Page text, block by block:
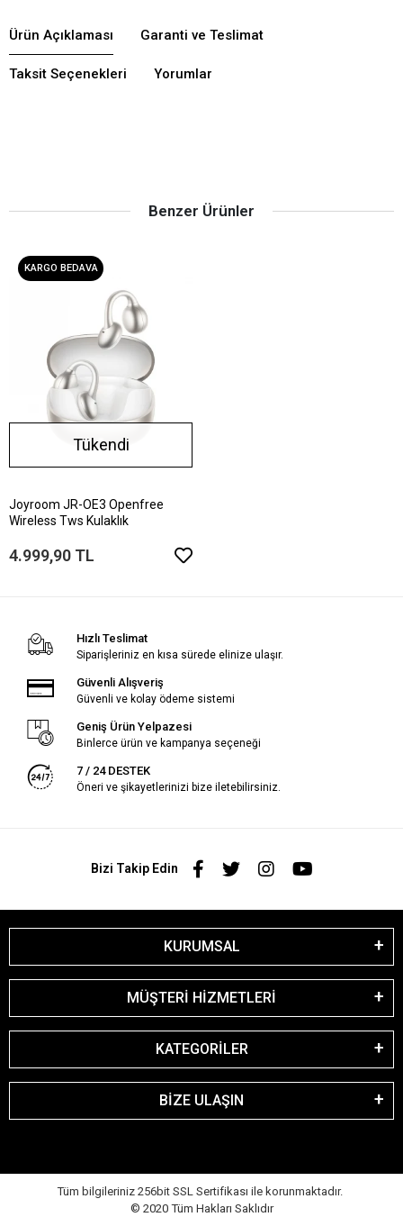
Ürün Açıklaması Garanti ve Teslimat
Taksit Seçenekleri Yorumlar
Benzer Ürünler
KARGO BEDAVA
Tükendi
Joyroom JR-OE3 Openfree
Wireless Tws Kulaklık
4.999,90 TL
Hızlı Teslimat
Siparişleriniz en kısa sürede elinize ulaşır.
Güvenli Alışveriş
Güvenli ve kolay ödeme sistemi
Geniş Ürün Yelpazesi
Binlerce ürün ve kampanya seçeneği
7 / 24 DESTEK
Öneri ve şikayetlerinizi bize iletebilirsiniz.
Bizi Takip Edin
KURUMSAL
MÜŞTERİ HİZMETLERİ
KATEGORİLER
BİZE ULAŞIN
Tüm bilgileriniz 256bit SSL Sertifikası ile korunmaktadır.
© 2020 Tüm Hakları Saklıdır